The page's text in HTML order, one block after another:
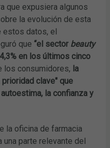
que expusiera algunos
la evolución de esta
estos datos, el
que “el sector beauty
en los últimos cinco
los consumidores, la
clave" que
la confianza y
la oficina de farmacia
una parte relevante del